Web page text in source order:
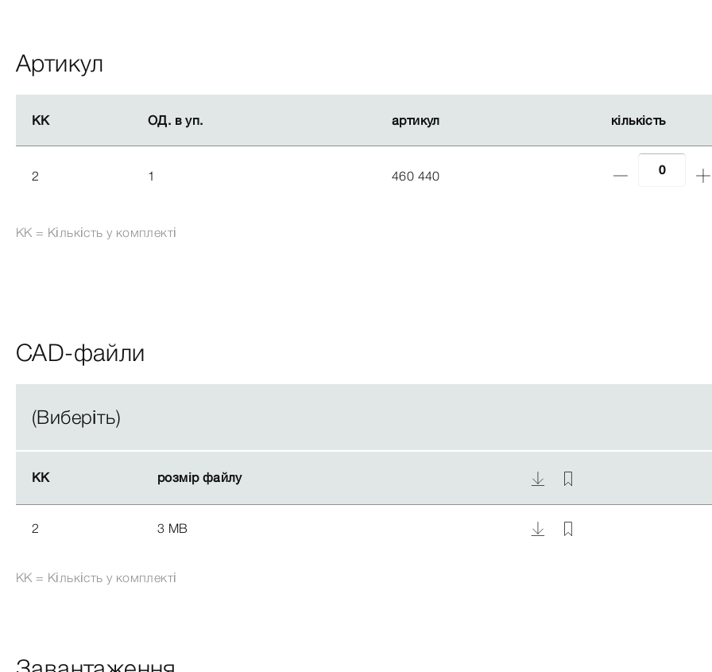
Артикул
КК ОД. в уп. артикул кількість
КК ОД. в уп. артикул кількість
2 1 460 440
КК = Кількість у комплекті
CAD-файли
(Виберіть)
КК розмір файлу
КК розмір файлу
2 3 MB
КК = Кількість у комплекті